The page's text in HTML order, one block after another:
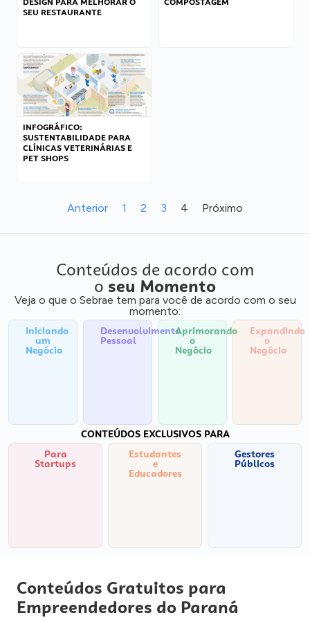
SEU RESTAURANTE
INFOGRÁFICO:
SUSTENTABILIDADE PARA
CLÍNICAS VETERINÁRIAS E
PET SHOPS
Anterior 1 2 3 4 Próximo
Conteúdos de acordo com
o seu Momento
Veja o que o Sebrae tem para você de acordo com o seu
momento:
Iniciando
um
Negócio
Desenvolvimento
Pessoal
Aprimorando
o
Negócio
Expandindo
o
Negócio
CONTEÚDOS EXCLUSIVOS PARA
Para
Startups
Estudantes
e
Educadores
Gestores
Públicos
Conteúdos Gratuitos para
Empreendedores do Paraná